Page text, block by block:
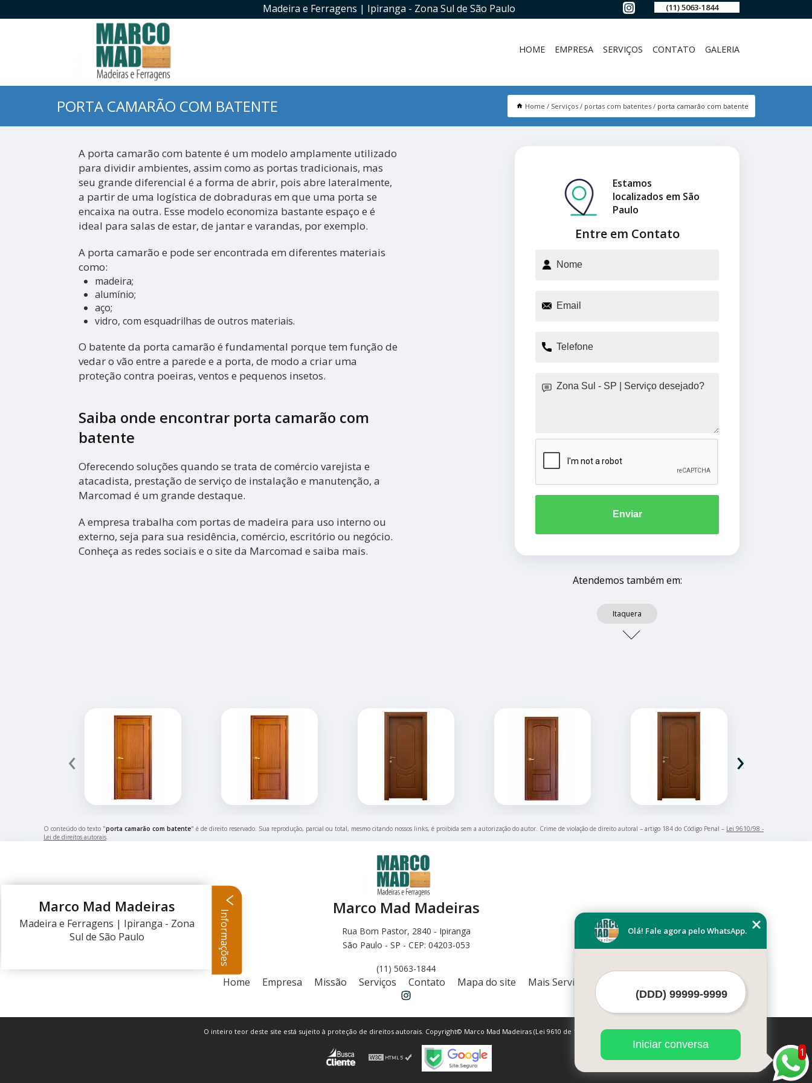
Madeira e Ferragens | Ipiranga - Zona Sul de São Paulo (11) 5063-1844
HOME EMPRESA SERVIÇOS CONTATO GALERIA
PORTA CAMARÃO COM BATENTE Home Serviços portas com batentes porta camarão com batente
A porta camarão com batente é um modelo amplamente utilizado
para dividir ambientes, assim como as portas tradicionais, mas
seu grande diferencial é a forma de abrir, pois abre lateralmente,
a partir de uma logística de dobraduras em que uma porta se
encaixa na outra. Esse modelo economiza bastante espaço e é
ideal para salas de estar, de jantar e varandas, por exemplo.
A porta camarão e pode ser encontrada em diferentes materiais
como:
madeira;
alumínio;
aço;
vidro, com esquadrilhas de outros materiais.
O batente da porta camarão é fundamental porque tem função de
vedar o vão entre a parede e a porta, de modo a criar uma
proteção contra poeiras, ventos e pequenos insetos.
Saiba onde encontrar porta camarão com
batente
Oferecendo soluções quando se trata de comércio varejista e
atacadista, prestação de serviço de instalação e manutenção, a
Marcomad é um grande destaque.
A empresa trabalha com portas de madeira para uso interno ou
externo, seja para sua residência, comércio, escritório ou negócio.
Conheça as redes sociais e o site da Marcomad e saiba mais.
Entre em Contato
Estamos
localizados em São
Paulo
Enviar
Atendemos também em:
Itaquera
‹ ›
O conteúdo do texto "porta camarão com batente" é de direito reservado. Sua reprodução, parcial ou total, mesmo citando nossos links, é proibida sem a autorização do autor. Crime de violação de direito autoral – artigo 184 do Código Penal – Lei 9610/98 -
Lei de direitos autorais.
Marco Mad Madeiras
Rua Bom Pastor, 2840 - Ipiranga
São Paulo - SP - CEP: 04203-053
(11) 5063-1844
Home Empresa Missão Serviços Contato Mapa do site Mais Serviços
O inteiro teor deste site está sujeito à proteção de direitos autorais. Copyright© Marco Mad Madeiras (Lei 9610 de 19/02/1998)
1
Olá! Fale agora pelo WhatsApp.
Iniciar conversa
Marco Mad Madeiras
Madeira e Ferragens | Ipiranga - Zona
Sul de São Paulo
Informações